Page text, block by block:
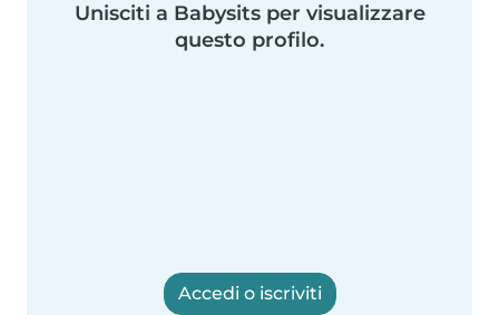
Unisciti a Babysits per visualizzare
questo profilo.
Accedi o iscriviti